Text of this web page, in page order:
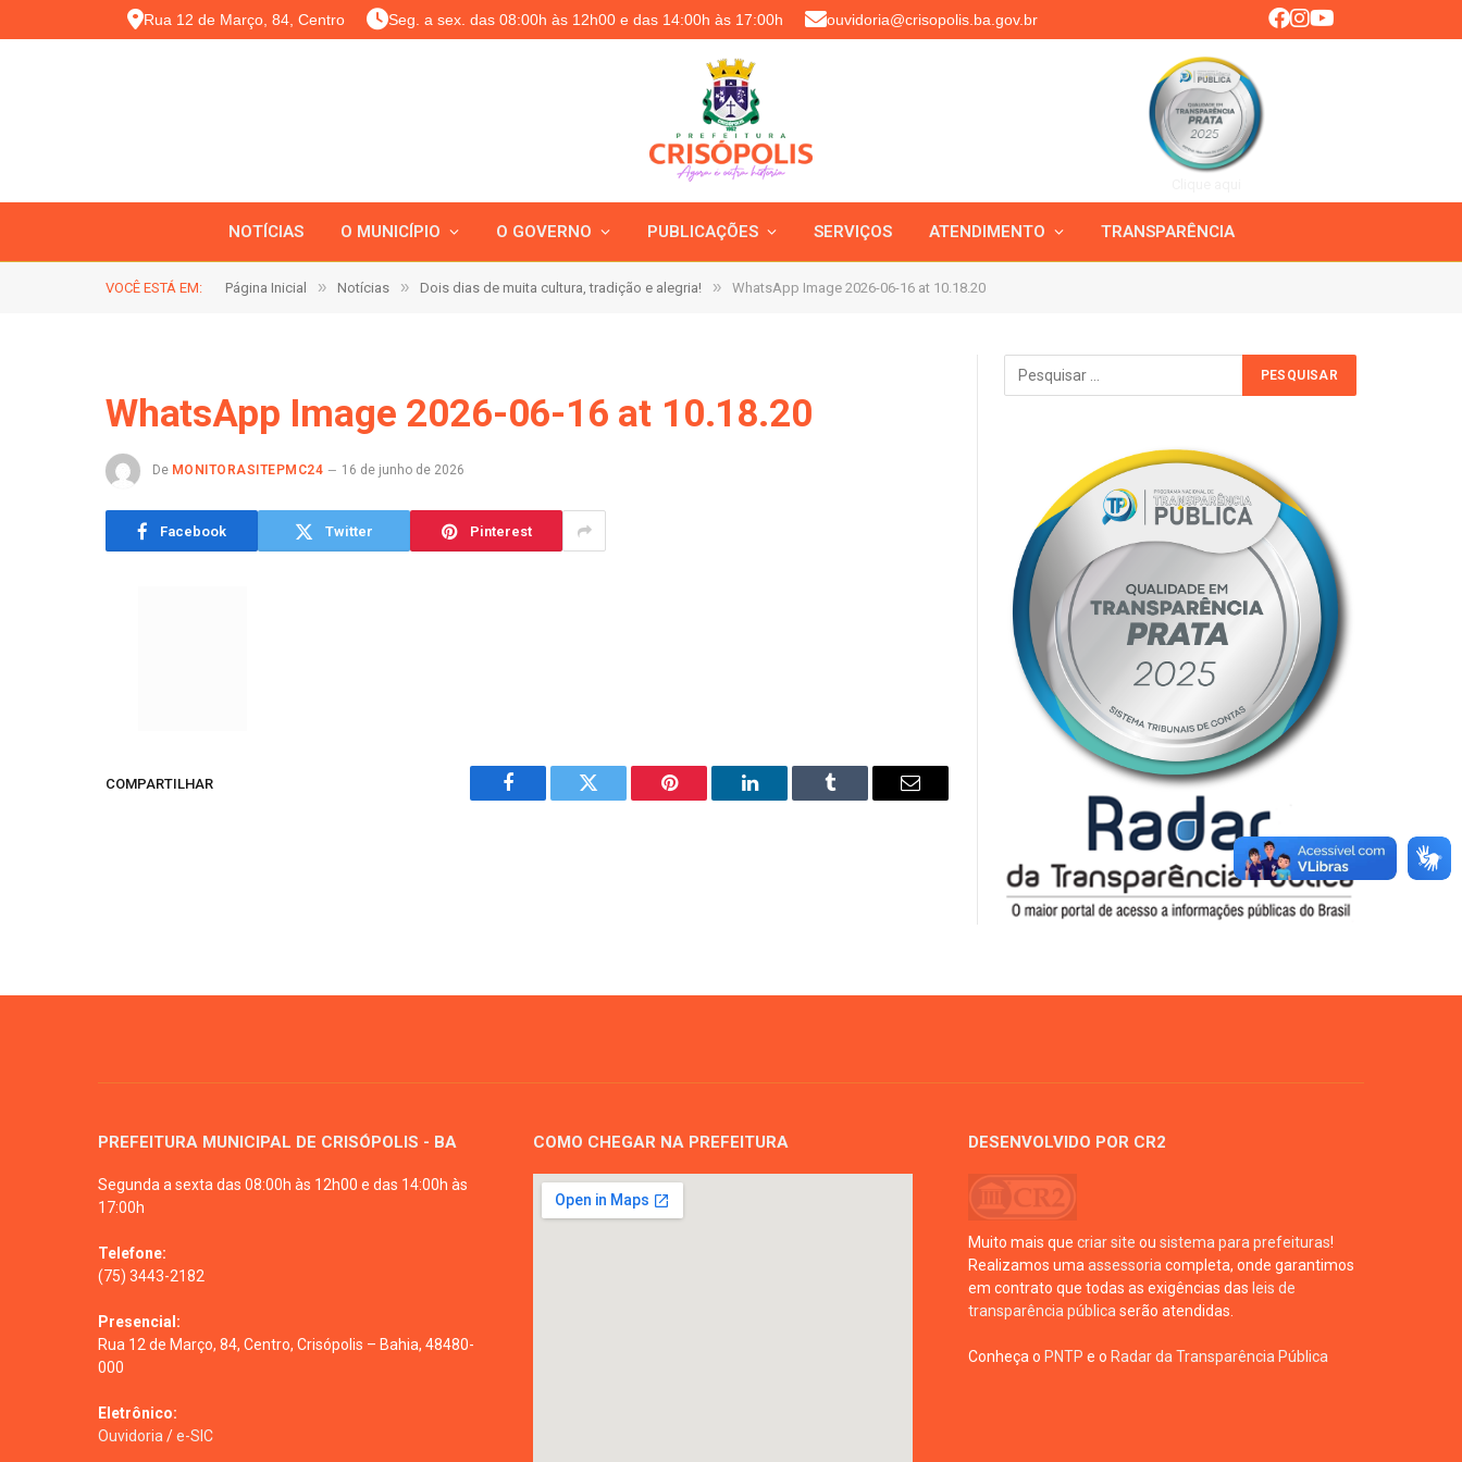
Rua 12 de Março, 84, Centro Seg. a sex. das 08:00h às 12h00 e das 14:00h às 17:00h ouvidoria@crisopolis.ba.gov.br
NOTÍCIAS O MUNICÍPIO O GOVERNO PUBLICAÇÕES SERVIÇOS ATENDIMENTO TRANSPARÊNCIA
VOCÊ ESTÁ EM: Página Inicial » Notícias » Dois dias de muita cultura, tradição e alegria! » WhatsApp Image 2026-06-16 at 10.18.20
WhatsApp Image 2026-06-16 at 10.18.20
De MONITORASITEPMC24 16 de junho de 2026
Facebook Twitter Pinterest
COMPARTILHAR
Facebook Twitter Pinterest LinkedIn Tumblr Email
PREFEITURA MUNICIPAL DE CRISÓPOLIS - BA
Segunda a sexta das 08:00h às 12h00 e das 14:00h às
17:00h
Telefone:
(75) 3443-2182
Presencial:
Rua 12 de Março, 84, Centro, Crisópolis – Bahia, 48480-
000
Eletrônico:
Ouvidoria /e-SIC
COMO CHEGAR NA PREFEITURA DESENVOLVIDO POR CR2
Muito mais que criar site ou sistema para prefeituras!
Realizamos uma assessoria completa, onde garantimos
em contrato que todas as exigências das leis de
transparência pública serão atendidas.
Conheça o PNTP e o Radar da Transparência Pública